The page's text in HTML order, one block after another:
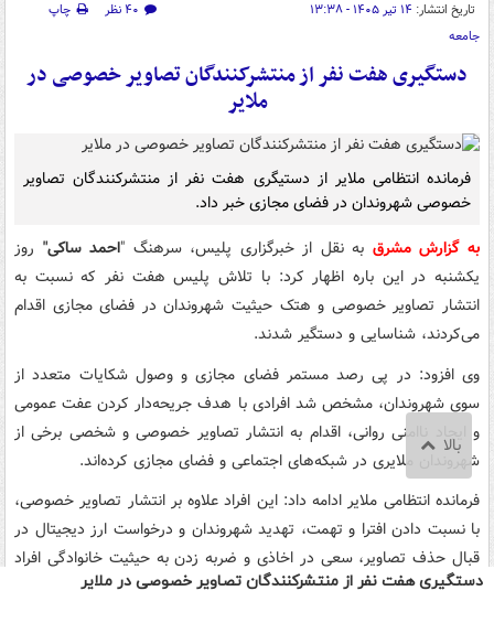
دستگیری هفت نفر از منتشرکنندگان تصاویر خصوصی در ملایر